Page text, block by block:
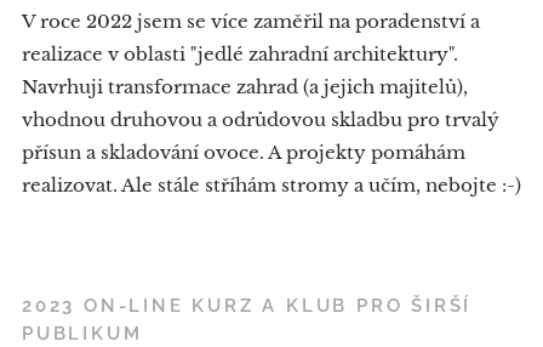
V roce 2022 jsem se více zaměřil na poradenství a
realizace v oblasti "jedlé zahradní architektury".
Navrhuji transformace zahrad (a jejich majitelů),
vhodnou druhovou a odrůdovou skladbu pro trvalý
přísun a skladování ovoce. A projekty pomáhám
realizovat. Ale stále stříhám stromy a učím, nebojte :-)
2023 ON-LINE KURZ A KLUB PRO ŠIRŠÍ
PUBLIKUM